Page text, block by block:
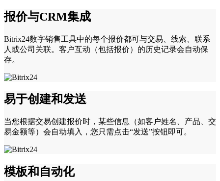
报价与CRM集成
Bitrix24数字销售工具中的每个报价都可与交易、线索、联系
人或公司关联。客户互动（包括报价）的历史记录会自动保
存。
易于创建和发送
当您根据交易创建报价时，某些信息（如客户姓名、产品、交
易金额等）会自动填入，您只需点击“发送”按钮即可。
模板和自动化